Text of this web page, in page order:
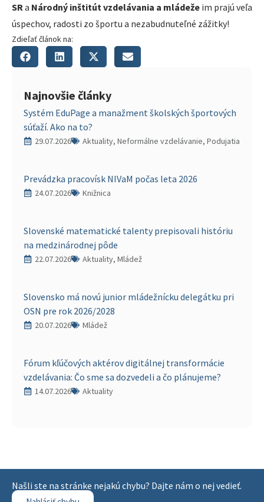
SR a Národný inštitút vzdelávania a mládeže im prajú veľa
úspechov, radosti zo športu a nezabudnuteľné zážitky!
Zdieľať článok na:
Najnovšie články
Systém EduPage a manažment školských športových
súťaží. Ako na to?
29.07.2026 Aktuality, Neformálne vzdelávanie, Podujatia
Prevádzka pracovísk NIVaM počas leta 2026
24.07.2026 Knižnica
Slovenské matematické talenty prepisovali históriu
na medzinárodnej pôde
22.07.2026 Aktuality, Mládež
Slovensko má novú junior mládežnícku delegátku pri
OSN pre rok 2026/2028
20.07.2026 Mládež
Fórum kľúčových aktérov digitálnej transformácie
vzdelávania: Čo sme sa dozvedeli a čo plánujeme?
14.07.2026 Aktuality
Našli ste na stránke nejakú chybu? Dajte nám o nej vedieť.